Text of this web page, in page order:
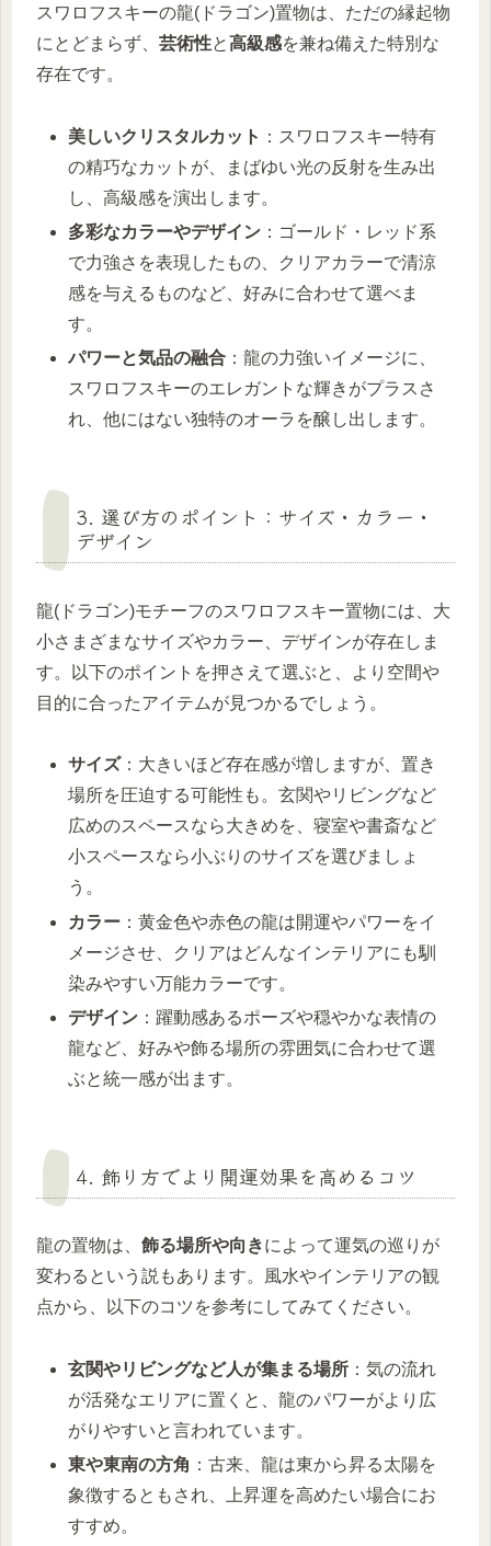
スワロフスキーの龍(ドラゴン)置物は、ただの縁起物
にとどまらず、 芸術性と高級感を兼ね備えた特別な
存在です。
美しいクリスタルカット ：スワロフスキー特有
の精巧なカットが、まばゆい光の反射を生み出
し、高級感を演出します。
多彩なカラーやデザイン ：ゴールド・レッド系
で力強さを表現したもの、クリアカラーで清涼
感を与えるものなど、好みに合わせて選べま
す。
パワーと気品の融合 ：龍の力強いイメージに、
スワロフスキーのエレガントな輝きがプラスさ
れ、他にはない独特のオーラを醸し出します。
3. 選び方のポイント：サイズ・カラー・
デザイン
龍(ドラゴン)モチーフのスワロフスキー置物には、大
小さまざまなサイズやカラー、デザインが存在しま
す。以下のポイントを押さえて選ぶと、より空間や
目的に合ったアイテムが見つかるでしょう。
サイズ：大きいほど存在感が増しますが、置き
場所を圧迫する可能性も。玄関やリビングなど
広めのスペースなら大きめを、寝室や書斎など
小スペースなら小ぶりのサイズを選びましょ
う。
カラー ：黄金色や赤色の龍は開運やパワーをイ
メージさせ、クリアはどんなインテリアにも馴
染みやすい万能カラーです。
デザイン ：躍動感あるポーズや穏やかな表情の
龍など、好みや飾る場所の雰囲気に合わせて選
ぶと統一感が出ます。
4. 飾り方でより開運効果を高めるコツ
龍の置物は、 飾る場所や向きによって運気の巡りが
変わるという説もあります。風水やインテリアの観
点から、以下のコツを参考にしてみてください。
玄関やリビングなど人が集まる場所 ：気の流れ
が活発なエリアに置くと、龍のパワーがより広
がりやすいと言われています。
東や東南の方角 ：古来、龍は東から昇る太陽を
象徴するともされ、上昇運を高めたい場合にお
すすめ。